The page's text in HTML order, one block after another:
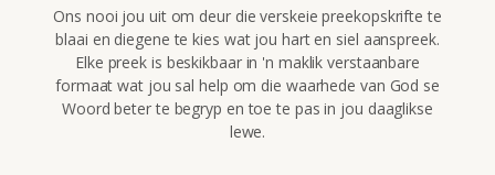
Ons nooi jou uit om deur die verskeie preekopskrifte te
blaai en diegene te kies wat jou hart en siel aanspreek.
Elke preek is beskikbaar in 'n maklik verstaanbare
formaat wat jou sal help om die waarhede van God se
Woord beter te begryp en toe te pas in jou daaglikse
lewe.